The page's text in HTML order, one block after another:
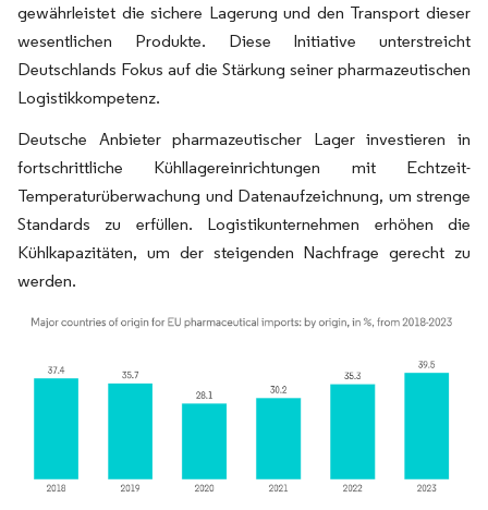
gewährleistet die sichere Lagerung und den Transport dieser
wesentlichen Produkte. Diese Initiative unterstreicht
Deutschlands Fokus auf die Stärkung seiner pharmazeutischen
Logistikkompetenz.
Deutsche Anbieter pharmazeutischer Lager investieren in
fortschrittliche Kühllagereinrichtungen mit Echtzeit-
Temperaturüberwachung und Datenaufzeichnung, um strenge
Standards zu erfüllen. Logistikunternehmen erhöhen die
Kühlkapazitäten, um der steigenden Nachfrage gerecht zu
werden.